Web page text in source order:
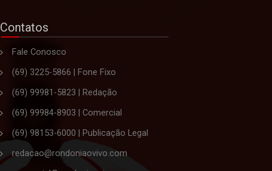
Contatos
Fale Conosco
(69) 3225-5866 | Fone Fixo
(69) 99981-5823 | Redação
(69) 99984-8903 | Comercial
(69) 98153-6000 | Publicação Legal
redacao@rondoniaovivo.com